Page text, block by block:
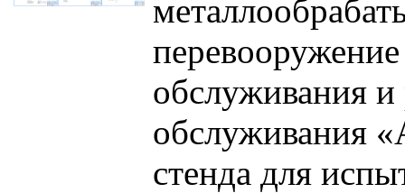
перевооружение
обслуживания и
обслуживания
стенда для